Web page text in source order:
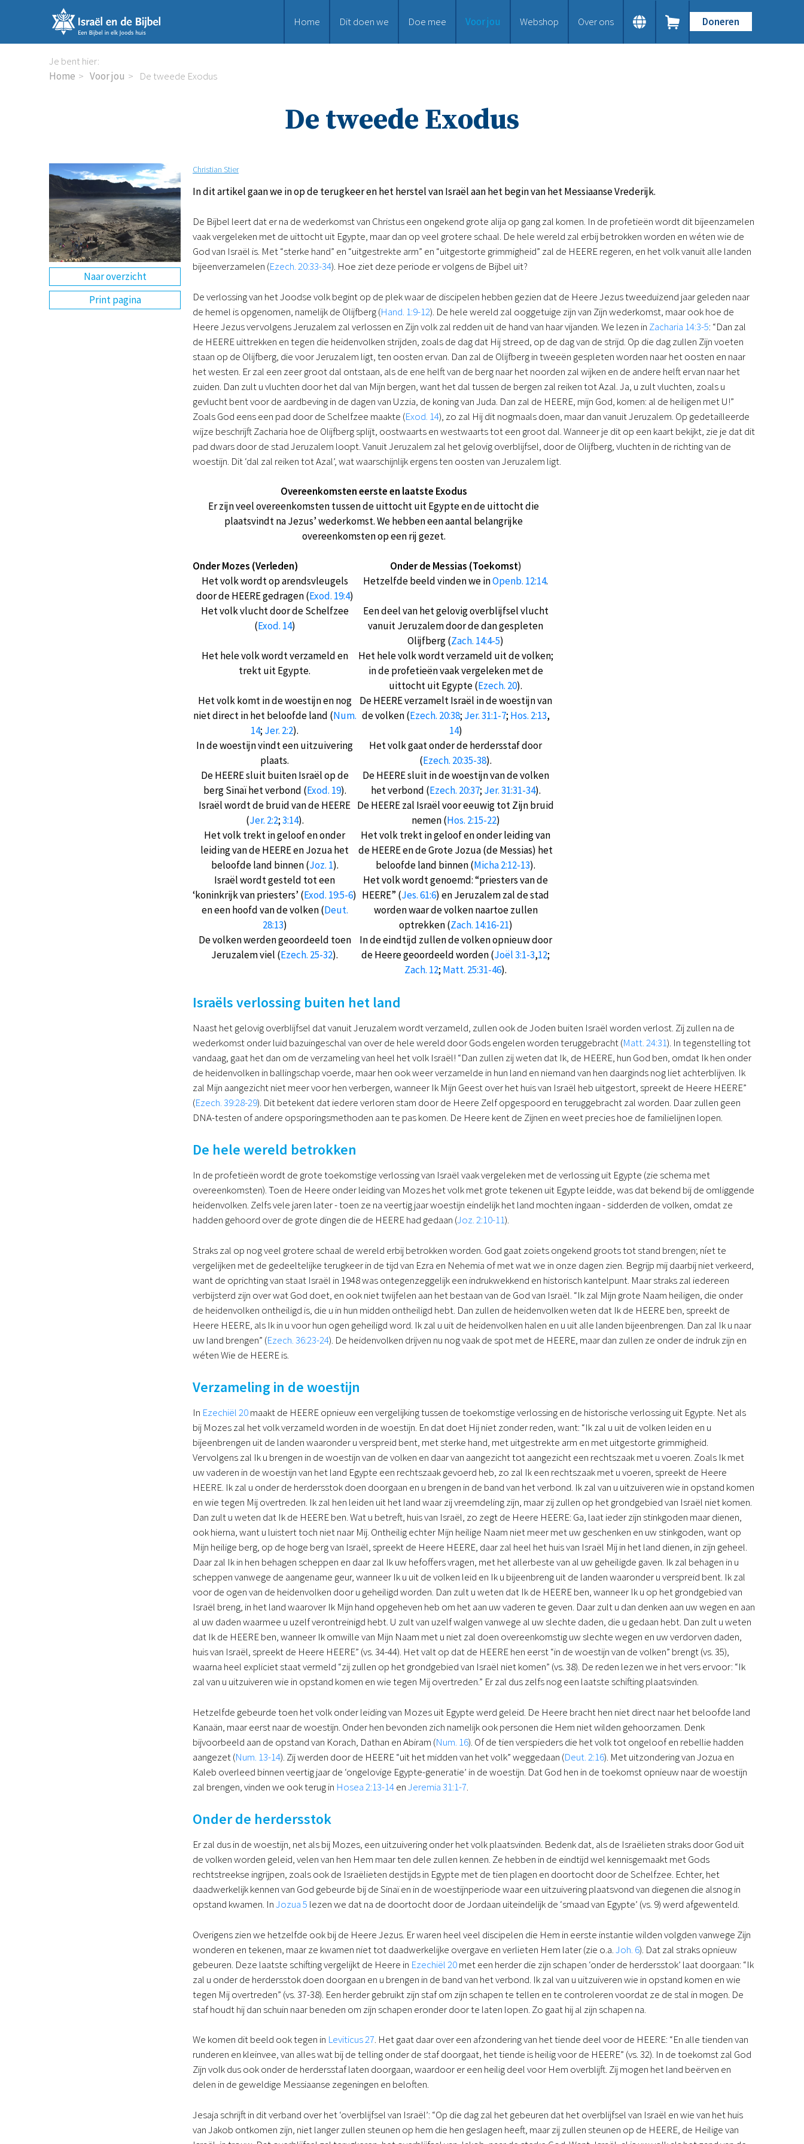
Home Dit doen we Doe mee Voor jou Webshop Over ons Doneren
Je bent hier:
Home
Voor jou De tweede Exodus
De tweede Exodus
Naar overzicht
Print pagina
Christian Stier
In dit artikel gaan we in op de terugkeer en het herstel van Israël aan het begin van het Messiaanse Vrederijk.
De Bijbel leert dat er na de wederkomst van Christus een ongekend grote alija op gang zal komen. In de profetieën wordt dit bijeenzamelen
vaak vergeleken met de uittocht uit Egypte, maar dan op veel grotere schaal. De hele wereld zal erbij betrokken worden en wéten wie de
God van Israël is. Met “sterke hand” en “uitgestrekte arm” en “uitgestorte grimmigheid” zal de HEERE regeren, en het volk vanuit alle landen
bijeenverzamelen (Ezech. 20:33-34). Hoe ziet deze periode er volgens de Bijbel uit?
De verlossing van het Joodse volk begint op de plek waar de discipelen hebben gezien dat de Heere Jezus tweeduizend jaar geleden naar
de hemel is opgenomen, namelijk de Olijfberg (Hand. 1:9-12). De hele wereld zal ooggetuige zijn van Zijn wederkomst, maar ook hoe de
Heere Jezus vervolgens Jeruzalem zal verlossen en Zijn volk zal redden uit de hand van haar vijanden. We lezen in Zacharia 14:3-5: “Dan zal
de HEERE uittrekken en tegen die heidenvolken strijden, zoals de dag dat Hij streed, op de dag van de strijd. Op die dag zullen Zijn voeten
staan op de Olijfberg, die voor Jeruzalem ligt, ten oosten ervan. Dan zal de Olijfberg in tweeën gespleten worden naar het oosten en naar
het westen. Er zal een zeer groot dal ontstaan, als de ene helft van de berg naar het noorden zal wijken en de andere helft ervan naar het
zuiden. Dan zult u vluchten door het dal van Mijn bergen, want het dal tussen de bergen zal reiken tot Azal. Ja, u zult vluchten, zoals u
gevlucht bent voor de aardbeving in de dagen van Uzzia, de koning van Juda. Dan zal de HEERE, mijn God, komen: al de heiligen met U!”
Zoals God eens een pad door de Schelfzee maakte (Exod. 14), zo zal Hij dit nogmaals doen, maar dan vanuit Jeruzalem. Op gedetailleerde
wijze beschrijft Zacharia hoe de Olijfberg splijt, oostwaarts en westwaarts tot een groot dal. Wanneer je dit op een kaart bekijkt, zie je dat dit
pad dwars door de stad Jeruzalem loopt. Vanuit Jeruzalem zal het gelovig overblijfsel, door de Olijfberg, vluchten in de richting van de
woestijn. Dit ‘dal zal reiken tot Azal’, wat waarschijnlijk ergens ten oosten van Jeruzalem ligt.
Overeenkomsten eerste en laatste Exodus
Er zijn veel overeenkomsten tussen de uittocht uit Egypte en de uittocht die
plaatsvindt na Jezus’ wederkomst. We hebben een aantal belangrijke
overeenkomsten op een rij gezet.
Onder Mozes (Verleden) Onder de Messias (Toekomst)
Het volk wordt op arendsvleugels
door de HEERE gedragen (Exod. 19:4)
Hetzelfde beeld vinden we inOpenb. 12:14.
Het volk vlucht door de Schelfzee
(Exod. 14)
Een deel van het gelovig overblijfsel vlucht
vanuit Jeruzalem door de dan gespleten
Olijfberg (Zach. 14:4-5)
Het hele volk wordt verzameld en
trekt uit Egypte.
Het hele volk wordt verzameld uit de volken;
in de profetieën vaak vergeleken met de
uittocht uit Egypte (Ezech. 20).
Het volk komt in de woestijn en nog
niet direct in het beloofde land (Num.
14; Jer. 2:2).
De HEERE verzamelt Israël in de woestijn van
de volken (Ezech. 20:38; Jer. 31:1-7; Hos. 2:13,
14)
In de woestijn vindt een uitzuivering
plaats.
Het volk gaat onder de herdersstaf door
(Ezech. 20:35-38).
De HEERE sluit buiten Israël op de
berg Sinaï het verbond (Exod. 19).
De HEERE sluit in de woestijn van de volken
het verbond (Ezech. 20:37; Jer. 31:31-34).
Israël wordt de bruid van de HEERE
(Jer. 2:2;3:14).
De HEERE zal Israël voor eeuwig tot Zijn bruid
nemen (Hos. 2:15-22)
Het volk trekt in geloof en onder
leiding van de HEERE en Jozua het
beloofde land binnen (Joz. 1).
Het volk trekt in geloof en onder leiding van
de HEERE en de Grote Jozua (de Messias) het
beloofde land binnen (Micha 2:12-13).
Israël wordt gesteld tot een
‘koninkrijk van priesters’ (Exod. 19:5-6)
en een hoofd van de volken (Deut.
28:13)
Het volk wordt genoemd: “priesters van de
HEERE” (Jes. 61:6) en Jeruzalem zal de stad
worden waar de volken naartoe zullen
optrekken (Zach. 14:16-21)
De volken werden geoordeeld toen
Jeruzalem viel (Ezech. 25-32).
In de eindtijd zullen de volken opnieuw door
de Heere geoordeeld worden (Joël 3:1-3,12;
Zach. 12; Matt. 25:31-46).
Israëls verlossing buiten het land
Naast het gelovig overblijfsel dat vanuit Jeruzalem wordt verzameld, zullen ook de Joden buiten Israël worden verlost. Zij zullen na de
wederkomst onder luid bazuingeschal van over de hele wereld door Gods engelen worden teruggebracht (Matt. 24:31). In tegenstelling tot
vandaag, gaat het dan om de verzameling van heel het volk Israël! “Dan zullen zij weten dat Ik, de HEERE, hun God ben, omdat Ik hen onder
de heidenvolken in ballingschap voerde, maar hen ook weer verzamelde in hun land en niemand van hen daarginds nog liet achterblijven. Ik
zal Mijn aangezicht niet meer voor hen verbergen, wanneer Ik Mijn Geest over het huis van Israël heb uitgestort, spreekt de Heere HEERE”
(Ezech. 39:28-29). Dit betekent dat iedere verloren stam door de Heere Zelf opgespoord en teruggebracht zal worden. Daar zullen geen
DNA-testen of andere opsporingsmethoden aan te pas komen. De Heere kent de Zijnen en weet precies hoe de familielijnen lopen.
De hele wereld betrokken
In de profetieën wordt de grote toekomstige verlossing van Israël vaak vergeleken met de verlossing uit Egypte (zie schema met
overeenkomsten). Toen de Heere onder leiding van Mozes het volk met grote tekenen uit Egypte leidde, was dat bekend bij de omliggende
heidenvolken. Zelfs vele jaren later - toen ze na veertig jaar woestijn eindelijk het land mochten ingaan - sidderden de volken, omdat ze
hadden gehoord over de grote dingen die de HEERE had gedaan (Joz. 2:10-11).
Straks zal op nog veel grotere schaal de wereld erbij betrokken worden. God gaat zoiets ongekend groots tot stand brengen; níet te
vergelijken met de gedeeltelijke terugkeer in de tijd van Ezra en Nehemia of met wat we in onze dagen zien. Begrijp mij daarbij niet verkeerd,
want de oprichting van staat Israël in 1948 was ontegenzeggelijk een indrukwekkend en historisch kantelpunt. Maar straks zal iedereen
verbijsterd zijn over wat God doet, en ook niet twijfelen aan het bestaan van de God van Israël. “Ik zal Mijn grote Naam heiligen, die onder
de heidenvolken ontheiligd is, die u in hun midden ontheiligd hebt. Dan zullen de heidenvolken weten dat Ik de HEERE ben, spreekt de
Heere HEERE, als Ik in u voor hun ogen geheiligd word. Ik zal u uit de heidenvolken halen en u uit alle landen bijeenbrengen. Dan zal Ik u naar
uw land brengen” (Ezech. 36:23-24). De heidenvolken drijven nu nog vaak de spot met de HEERE, maar dan zullen ze onder de indruk zijn en
wéten Wie de HEERE is.
Verzameling in de woestijn
In Ezechiël 20maakt de HEERE opnieuw een vergelijking tussen de toekomstige verlossing en de historische verlossing uit Egypte. Net als
bij Mozes zal het volk verzameld worden in de woestijn. En dat doet Hij niet zonder reden, want: “Ik zal u uit de volken leiden en u
bijeenbrengen uit de landen waaronder u verspreid bent, met sterke hand, met uitgestrekte arm en met uitgestorte grimmigheid.
Vervolgens zal Ik u brengen in de woestijn van de volken en daar van aangezicht tot aangezicht een rechtszaak met u voeren. Zoals Ik met
uw vaderen in de woestijn van het land Egypte een rechtszaak gevoerd heb, zo zal Ik een rechtszaak met u voeren, spreekt de Heere
HEERE. Ik zal u onder de herdersstok doen doorgaan en u brengen in de band van het verbond. Ik zal van u uitzuiveren wie in opstand komen
en wie tegen Mij overtreden. Ik zal hen leiden uit het land waar zij vreemdeling zijn, maar zij zullen op het grondgebied van Israël niet komen.
Dan zult u weten dat Ik de HEERE ben. Wat u betreft, huis van Israël, zo zegt de Heere HEERE: Ga, laat ieder zijn stinkgoden maar dienen,
ook hierna, want u luistert toch niet naar Mij. Ontheilig echter Mijn heilige Naam niet meer met uw geschenken en uw stinkgoden, want op
Mijn heilige berg, op de hoge berg van Israël, spreekt de Heere HEERE, daar zal heel het huis van Israël Mij in het land dienen, in zijn geheel.
Daar zal Ik in hen behagen scheppen en daar zal Ik uw hefoffers vragen, met het allerbeste van al uw geheiligde gaven. Ik zal behagen in u
scheppen vanwege de aangename geur, wanneer Ik u uit de volken leid en Ik u bijeenbreng uit de landen waaronder u verspreid bent. Ik zal
voor de ogen van de heidenvolken door u geheiligd worden. Dan zult u weten dat Ik de HEERE ben, wanneer Ik u op het grondgebied van
Israël breng, in het land waarover Ik Mijn hand opgeheven heb om het aan uw vaderen te geven. Daar zult u dan denken aan uw wegen en aan
al uw daden waarmee u uzelf verontreinigd hebt. U zult van uzelf walgen vanwege al uw slechte daden, die u gedaan hebt. Dan zult u weten
dat Ik de HEERE ben, wanneer Ik omwille van Mijn Naam met u niet zal doen overeenkomstig uw slechte wegen en uw verdorven daden,
huis van Israël, spreekt de Heere HEERE” (vs. 34-44). Het valt op dat de HEERE hen eerst “in de woestijn van de volken” brengt (vs. 35),
waarna heel expliciet staat vermeld “zij zullen op het grondgebied van Israël niet komen” (vs. 38). De reden lezen we in het vers ervoor: “Ik
zal van u uitzuiveren wie in opstand komen en wie tegen Mij overtreden.” Er zal dus zelfs nog een laatste schifting plaatsvinden.
Hetzelfde gebeurde toen het volk onder leiding van Mozes uit Egypte werd geleid. De Heere bracht hen niet direct naar het beloofde land
Kanaän, maar eerst naar de woestijn. Onder hen bevonden zich namelijk ook personen die Hem niet wilden gehoorzamen. Denk
bijvoorbeeld aan de opstand van Korach, Dathan en Abiram (Num. 16). Of de tien verspieders die het volk tot ongeloof en rebellie hadden
aangezet (Num. 13-14). Zij werden door de HEERE “uit het midden van het volk” weggedaan (Deut. 2:16). Met uitzondering van Jozua en
Kaleb overleed binnen veertig jaar de ‘ongelovige Egypte-generatie’ in de woestijn. Dat God hen in de toekomst opnieuw naar de woestijn
zal brengen, vinden we ook terug in Hosea 2:13-14enJeremia 31:1-7.
Onder de herdersstok
Er zal dus in de woestijn, net als bij Mozes, een uitzuivering onder het volk plaatsvinden. Bedenk dat, als de Israëlieten straks door God uit
de volken worden geleid, velen van hen Hem maar ten dele zullen kennen. Ze hebben in de eindtijd wel kennisgemaakt met Gods
rechtstreekse ingrijpen, zoals ook de Israëlieten destijds in Egypte met de tien plagen en doortocht door de Schelfzee. Echter, het
daadwerkelijk kennen van God gebeurde bij de Sinaï en in de woestijnperiode waar een uitzuivering plaatsvond van diegenen die alsnog in
opstand kwamen. InJozua 5 lezen we dat na de doortocht door de Jordaan uiteindelijk de ‘smaad van Egypte’ (vs. 9) werd afgewenteld.
Overigens zien we hetzelfde ook bij de Heere Jezus. Er waren heel veel discipelen die Hem in eerste instantie wilden volgden vanwege Zijn
wonderen en tekenen, maar ze kwamen niet tot daadwerkelijke overgave en verlieten Hem later (zie o.a.Joh. 6). Dat zal straks opnieuw
gebeuren. Deze laatste schifting vergelijkt de Heere in Ezechiël 20met een herder die zijn schapen ‘onder de herdersstok’ laat doorgaan: “Ik
zal u onder de herdersstok doen doorgaan en u brengen in de band van het verbond. Ik zal van u uitzuiveren wie in opstand komen en wie
tegen Mij overtreden” (vs. 37-38). Een herder gebruikt zijn staf om zijn schapen te tellen en te controleren voordat ze de stal in mogen. De
staf houdt hij dan schuin naar beneden om zijn schapen eronder door te laten lopen. Zo gaat hij al zijn schapen na.
We komen dit beeld ook tegen in Leviticus 27. Het gaat daar over een afzondering van het tiende deel voor de HEERE: “En alle tienden van
runderen en kleinvee, van alles wat bij de telling onder de staf doorgaat, het tiende is heilig voor de HEERE” (vs. 32). In de toekomst zal God
Zijn volk dus ook onder de herdersstaf laten doorgaan, waardoor er een heilig deel voor Hem overblijft. Zij mogen het land beërven en
delen in de geweldige Messiaanse zegeningen en beloften.
Jesaja schrijft in dit verband over het ‘overblijfsel van Israël’: “Op die dag zal het gebeuren dat het overblijfsel van Israël en wie van het huis
van Jakob ontkomen zijn, niet langer zullen steunen op hem die hen geslagen heeft, maar zij zullen steunen op de HEERE, de Heilige van
Doneer
Schenkingen en legaten
Nodig ons uit
Voor jou
Magazine
Digitale nieuwsbrief
Agenda
Kinderwerk
Jongerenwerk
Het Studiehuis (cursus)
Webshop
Over ons
Onze visie
Geschiedenis
Actueel